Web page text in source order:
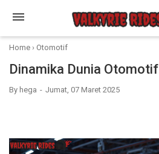
Home › Otomotif
Dinamika Dunia Otomotif
By hega Jumat, 07 Maret 2025